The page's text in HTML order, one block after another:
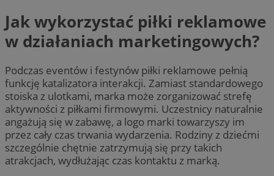
Jak wykorzystać piłki reklamowe
w działaniach marketingowych?
Podczas eventów i festynów piłki reklamowe pełnią
funkcję katalizatora interakcji. Zamiast standardowego
stoiska z ulotkami, marka może zorganizować strefę
aktywności z piłkami firmowymi. Uczestnicy naturalnie
angażują się w zabawę, a logo marki towarzyszy im
przez cały czas trwania wydarzenia. Rodziny z dziećmi
szczególnie chętnie zatrzymują się przy takich
atrakcjach, wydłużając czas kontaktu z marką.